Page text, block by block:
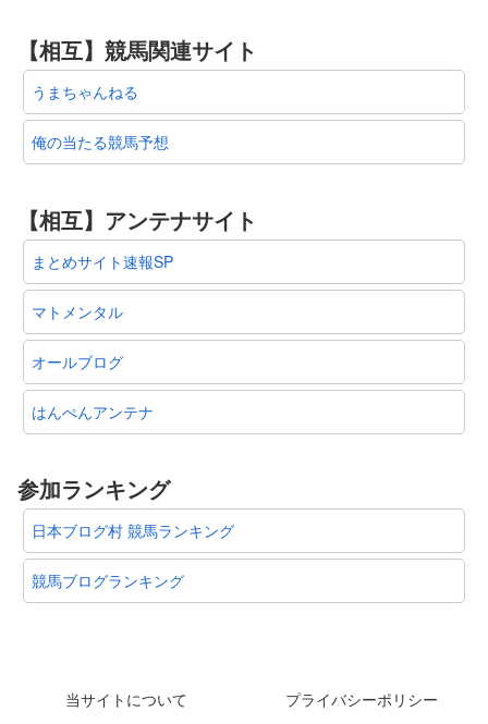
【相互】競馬関連サイト
うまちゃんねる
俺の当たる競馬予想
【相互】アンテナサイト
まとめサイト速報SP
マトメンタル
オールブログ
はんぺんアンテナ
参加ランキング
日本ブログ村 競馬ランキング
競馬ブログランキング
当サイトについて
プライバシーポリシー